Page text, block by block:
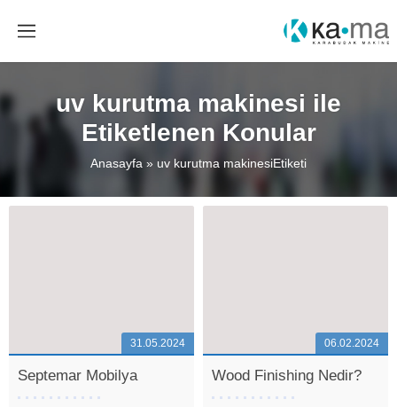
uv kurutma makinesi ile
Etiketlenen Konular
Anasayfa » uv kurutma makinesiEtiketi
31.05.2024
Septemar Mobilya
06.02.2024
Wood Finishing Nedir?